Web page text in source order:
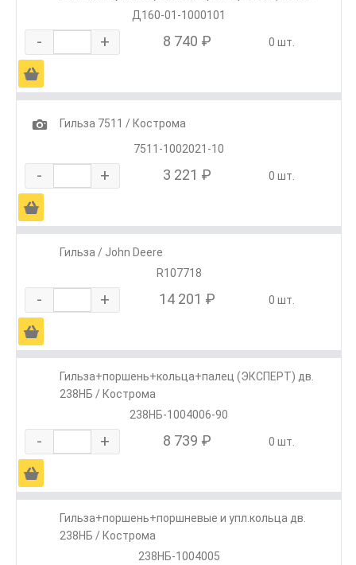
Д160-01-1000101
- + 8 740 ₽ 0 шт.
Ä
1
Гильза 7511 / Кострома
7511-1002021-10
- + 3 221 ₽ 0 шт.
Ä
Гильза / John Deere
R107718
- + 14 201 ₽ 0 шт.
Ä
Гильза+поршень+кольца+палец (ЭКСПЕРТ) дв.
238НБ / Кострома
238НБ-1004006-90
- + 8 739 ₽ 0 шт.
Ä
Гильза+поршень+поршневые и упл.кольца дв.
238НБ / Кострома
238НБ-1004005